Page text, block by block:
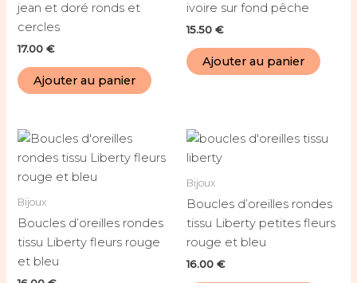
jean et doré ronds et
cercles
17.00€
Ajouter au panier
ivoire sur fond pêche
15.50 €
Ajouter au panier
Bijoux
Boucles d’oreilles rondes
tissu Liberty fleurs rouge
et bleu
Bijoux
Boucles d’oreilles rondes
tissu Liberty petites fleurs
rouge et bleu
16.00 €